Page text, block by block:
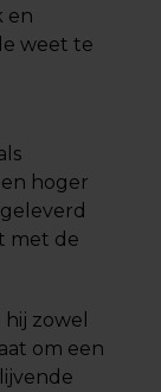
en
weet te
hoger
met de
zowel
om een